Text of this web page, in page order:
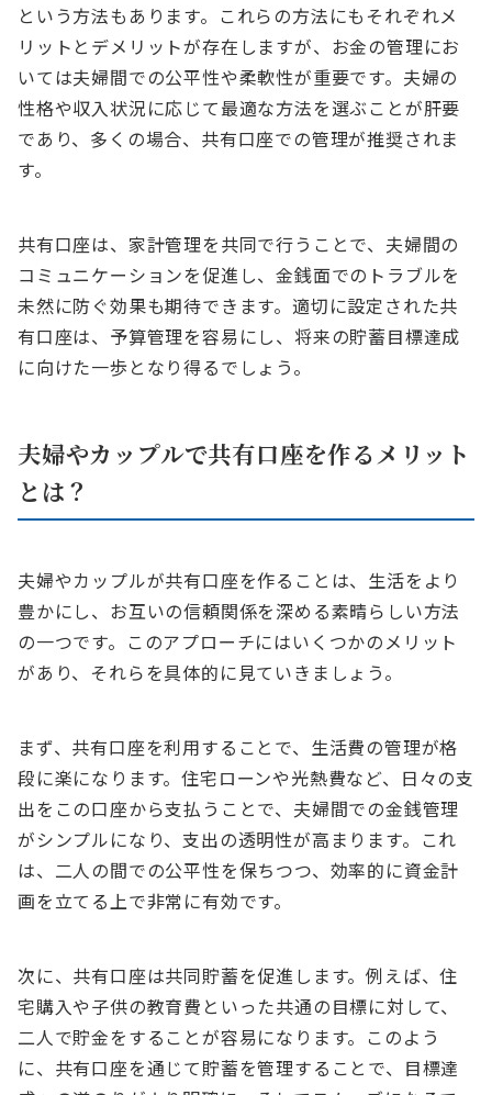
という方法もあります。これらの方法にもそれぞれメ
リットとデメリットが存在しますが、お金の管理にお
いては夫婦間での公平性や柔軟性が重要です。夫婦の
性格や収入状況に応じて最適な方法を選ぶことが肝要
であり、多くの場合、共有口座での管理が推奨されま
す。
共有口座は、家計管理を共同で行うことで、夫婦間の
コミュニケーションを促進し、金銭面でのトラブルを
未然に防ぐ効果も期待できます。適切に設定された共
有口座は、予算管理を容易にし、将来の貯蓄目標達成
に向けた一歩となり得るでしょう。
夫婦やカップルで共有口座を作るメリット
とは？
夫婦やカップルが共有口座を作ることは、生活をより
豊かにし、お互いの信頼関係を深める素晴らしい方法
の一つです。このアプローチにはいくつかのメリット
があり、それらを具体的に見ていきましょう。
まず、共有口座を利用することで、生活費の管理が格
段に楽になります。住宅ローンや光熱費など、日々の支
出をこの口座から支払うことで、夫婦間での金銭管理
がシンプルになり、支出の透明性が高まります。これ
は、二人の間での公平性を保ちつつ、効率的に資金計
画を立てる上で非常に有効です。
次に、共有口座は共同貯蓄を促進します。例えば、住
宅購入や子供の教育費といった共通の目標に対して、
二人で貯金をすることが容易になります。このよう
に、共有口座を通じて貯蓄を管理することで、目標達